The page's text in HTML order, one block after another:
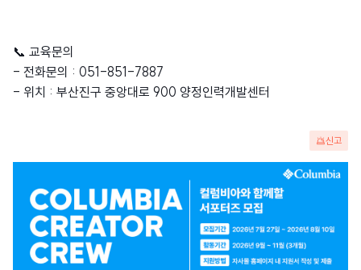
📞 교육문의
- 전화문의 : 051-851-7887
- 위치 : 부산진구 중앙대로 900 양정인력개발센터
신고